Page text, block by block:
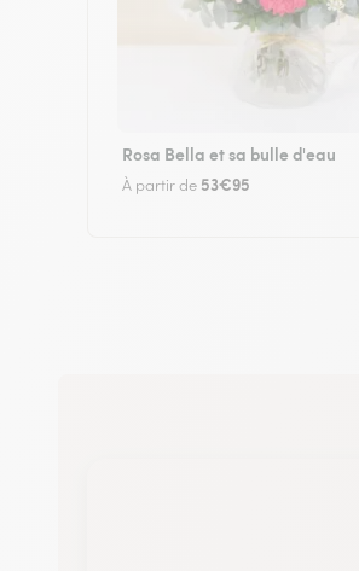
Rosa Bella et sa bulle d'eau
À partir de 53€95